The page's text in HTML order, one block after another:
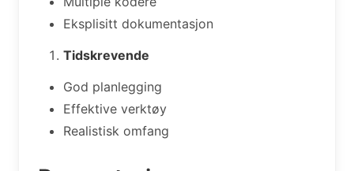
Eksplisitt dokumentasjon
Tidskrevende
God planlegging
Effektive verktøy
Realistisk omfang